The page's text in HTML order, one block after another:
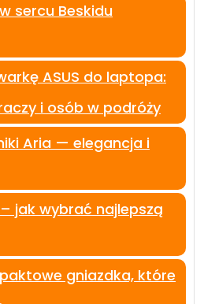
sercu Beskidu
ASUS do laptopa:
i osób w podróży
Aria — elegancja i
jak wybrać najlepszą
gniazdka, które